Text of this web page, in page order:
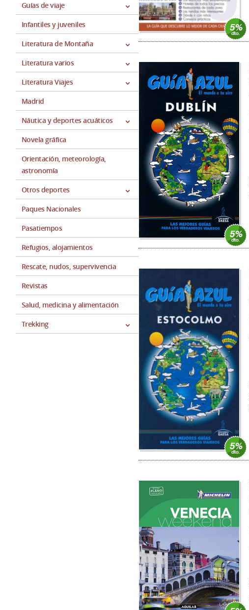
Guías de viaje
Infantiles y juveniles
Literatura de Montaña
Literatura varios
Literatura Viajes
Madrid
Náutica y deportes acuáticos
Novela gráfica
Orientación, meteorología,
astronomía
Otros deportes
Paques Nacionales
Pasatiempos
Refugios, alojamientos
Rescate, nudos, supervivencia
Revistas
Salud, medicina y alimentación
Trekking